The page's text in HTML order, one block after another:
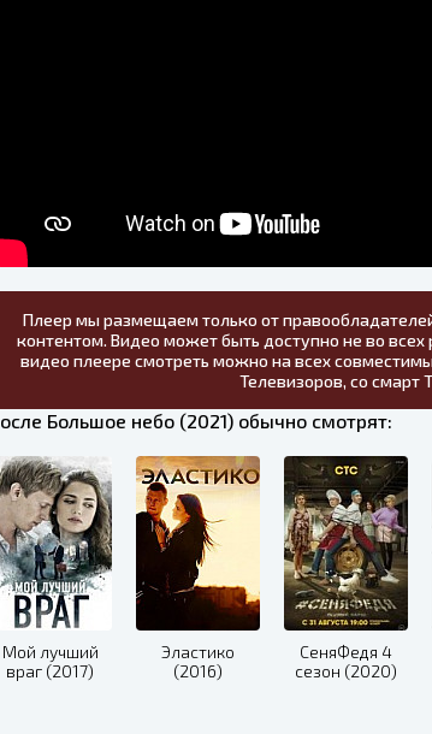
Плеер мы размещаем только от
контентом. Видео может быть доступно не во
видео плеере смотреть можно на всех
Телевизоров, со смарт
Большое небо (2021) обычно смотрят:
Мой лучший
враг (2017)
Эластико
(2016)
СеняФедя 4
сезон (2020)